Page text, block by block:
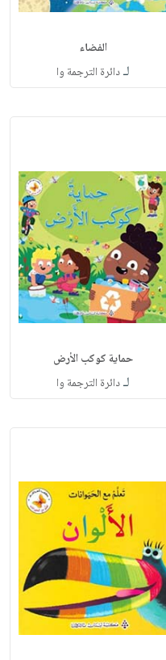
الفضاء
لـدائرة الترجمة وا
حماية كوكب الأرض
لـدائرة الترجمة وا